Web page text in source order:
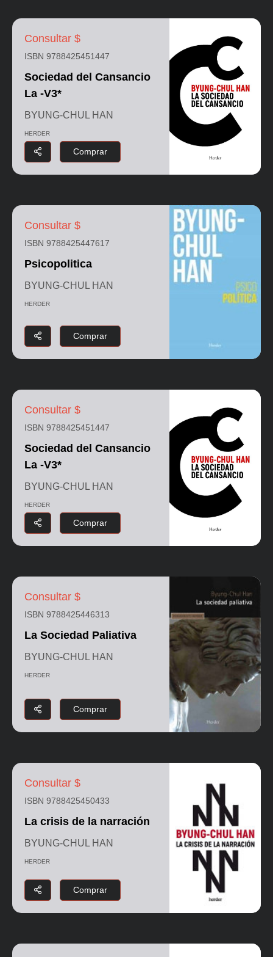
Consultar $
ISBN 9788425451447
Sociedad del Cansancio
La -V3*
BYUNG-CHUL HAN
HERDER
Comprar
Consultar $
ISBN 9788425447617
Psicopolitica
BYUNG-CHUL HAN
HERDER
Comprar
Consultar $
ISBN 9788425451447
Sociedad del Cansancio
La -V3*
BYUNG-CHUL HAN
HERDER
Comprar
Consultar $
ISBN 9788425446313
La Sociedad Paliativa
BYUNG-CHUL HAN
HERDER
Comprar
Consultar $
ISBN 9788425450433
La crisis de la narración
BYUNG-CHUL HAN
HERDER
Comprar